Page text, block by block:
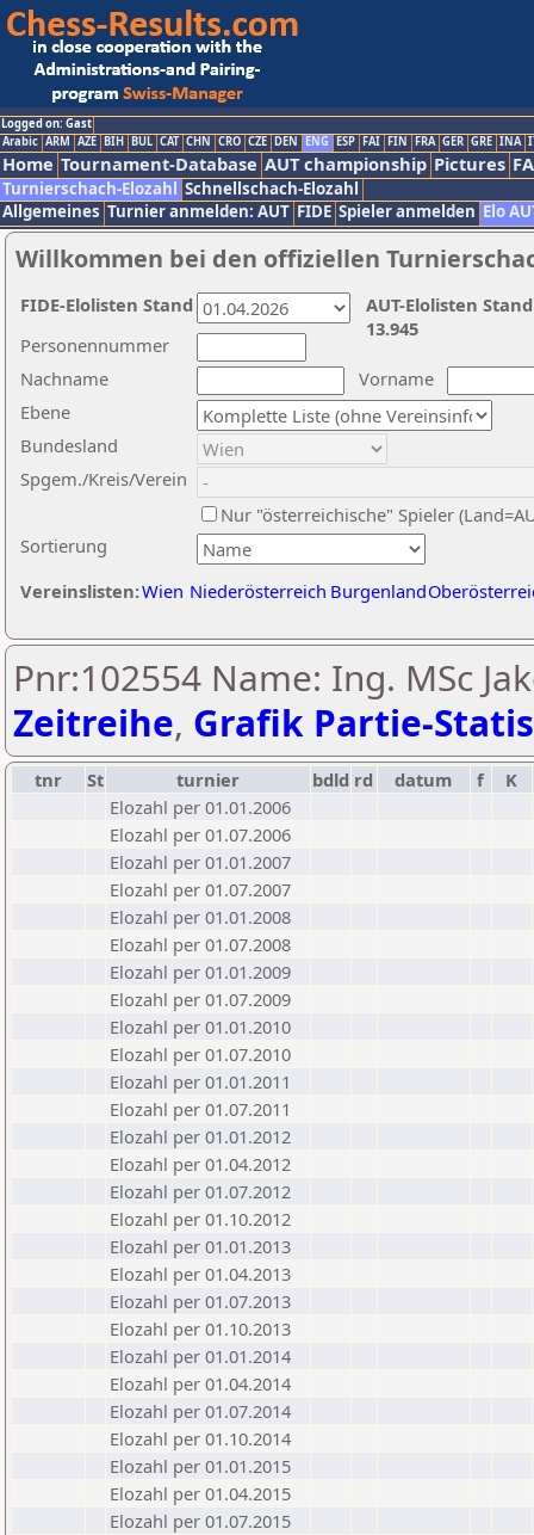
Logged on: Gast
Arabic ARM AZE BIH BUL CAT CHN CRO CZE DEN ENG ESP FAI FIN FRA GER GRE INA
Home Tournament-Database AUT championship Pictures
Turnierschach-Elozahl Schnellschach-Elozahl
Allgemeines Turnier anmelden: AUT FIDE Spieler anmelden Elo
Willkommen bei den offiziellen
Nachname
Vorname
Ebene
Sortierung
Personennummer
Bundesland
Spgem./Kreis/Verein
Nur "österreichische" Spieler
Vereinslisten:Wien Niederösterreich Burgenland
AUT-Elolisten
13.945
FIDE-Elolisten Stand
Pnr:102554 Name: Ing. MSc
Zeitreihe, Grafik Partie-
tnr St turnier bdld rd datum f
K
Elozahl per 01.01.2006
Elozahl per 01.07.2006
Elozahl per 01.01.2007
Elozahl per 01.07.2007
Elozahl per 01.01.2008
Elozahl per 01.07.2008
Elozahl per 01.01.2009
Elozahl per 01.07.2009
Elozahl per 01.01.2010
Elozahl per 01.07.2010
Elozahl per 01.01.2011
Elozahl per 01.07.2011
Elozahl per 01.01.2012
Elozahl per 01.04.2012
Elozahl per 01.07.2012
Elozahl per 01.10.2012
Elozahl per 01.01.2013
Elozahl per 01.04.2013
Elozahl per 01.07.2013
Elozahl per 01.10.2013
Elozahl per 01.01.2014
Elozahl per 01.04.2014
Elozahl per 01.07.2014
Elozahl per 01.10.2014
Elozahl per 01.01.2015
Elozahl per 01.04.2015
Elozahl per 01.07.2015